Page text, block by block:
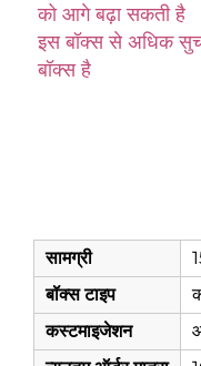
को आगे बढ़ा सकती है
इस बॉक्स से अधिक
बॉक्स है
सामग्री
बॉक्स टाइप
कस्टमाइजेशन